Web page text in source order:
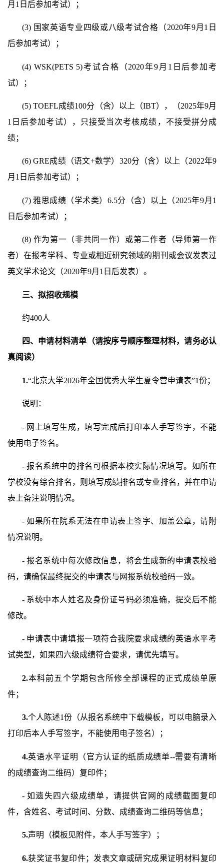
月 1 日后参加考试）；
(3) 国家英语专业四级或八级考试合格（2020年9月 1 日
后参加考试）；
(4) WSK(PETS 5)考试合格（2020年9 月 1 日后参加考
试）；
(5) TOEFL成绩100分（含）以上（IBT），（2025年9月
1 日后参加考试），只接受当次考核成绩，不接受拼分成
绩；
(6) GRE成绩（语文+数学） 320分（含）以上（2022年9
月 1 日后参加考试）；
(7) 雅思成绩（学术类） 6.5分（含）以上（2025年9月 1
日后参加考试）；
(8) 作为第一（非共同一作）或第二作者（导师第一作
者）在报考学科、专业或相近研究领域的期刊或会议发表过
英文学术论文（2020年9月 1 日后发表）。
三、拟招收规模
约400人
四、申请材料清单（请按序号顺序整理材料，请务必认
真阅读）
1.“北京大学2026年全国优秀大学生夏令营申请表”1份；
说明：
- 网上填写生成，填写完成后打印本人手写签字，不能
使用电子签名。
-报名系统中的排名可根据本校实际情况填写。如所在
学校没有综合排名，则填写成绩排名或专业排名，并在申请
表上备注说明情况。
-如果所在院系无法在申请表上签字、加盖公章，请附
情况说明。
-报名系统中每次修改信息，将会生成新的申请表校验
码，请确保最终提交的申请表与网报系统校验码一致。
- 系统中本人姓名及身份证号码必须准确，提交后不能
修改。
- 申请表中请填报一项符合我院要求成绩的英语水平考
试类型，如果四六级成绩符合要求，请优先填写。
2.本科前五个学期包含所修全部课程的正式成绩单原
件；
3.个人陈述1份（从报名系统中下载模板，可以电脑录入
打印后本人手写签字，不能使用电子签名）；
4.英语水平证明（官方认证的纸质成绩单--需要有清晰
的成绩查询二维码）复印件；
-如遗失四六级成绩单，请提供官网的成绩截图复印
件，含姓名、考试时间、分数、成绩查询二维码等信息；
5.声明（模板见附件，本人手写签字）；
6.获奖证书复印件；发表文章或研究成果证明材料复印